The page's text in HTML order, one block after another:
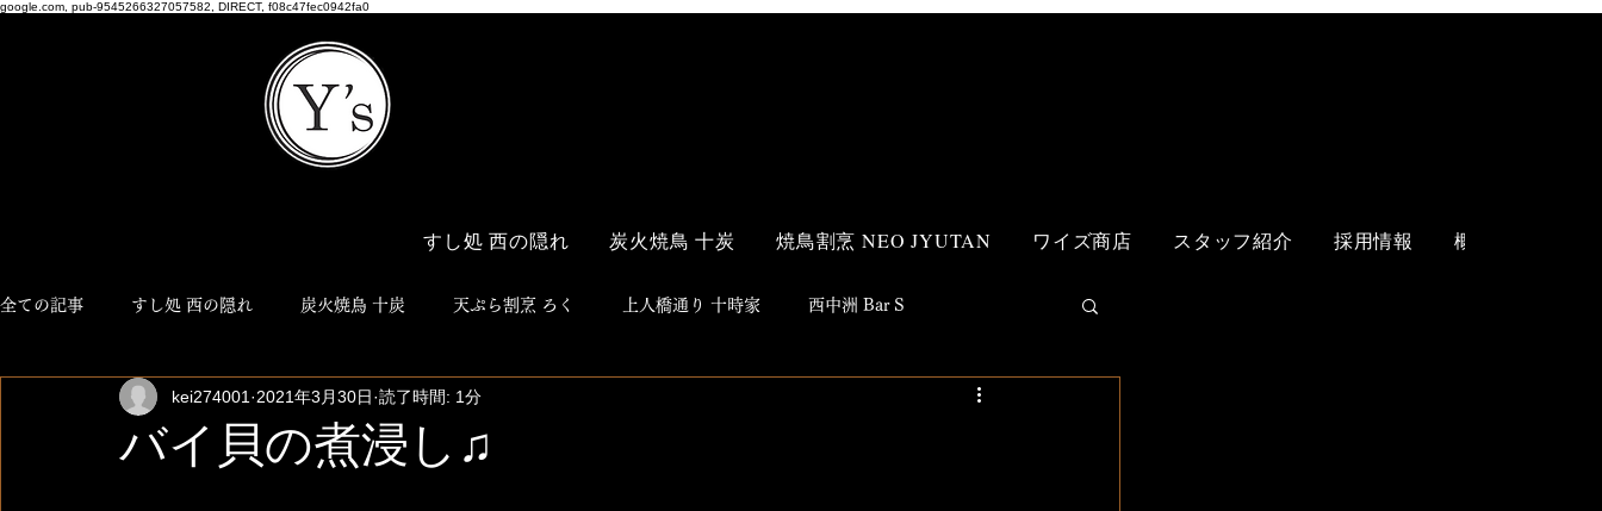
google.com, pub-9545266327057582, DIRECT, f08c47fec0942fa0
すし処 西の隠れ 炭火焼鳥 十炭 焼鳥割烹 NEO JYUTAN ワイズ商店 スタッフ紹介 採用情報 概要
全ての記事 すし処 西の隠れ 炭火焼鳥 十炭 天ぷら割烹 ろく 上人橋通り 十時家 西中洲 Bar S
博多おでん ろく NEO JYUTAN ワイズ商店 居酒屋
バイ貝の煮浸し♫
kei274001 2021年3月30日 読了時間: 1分